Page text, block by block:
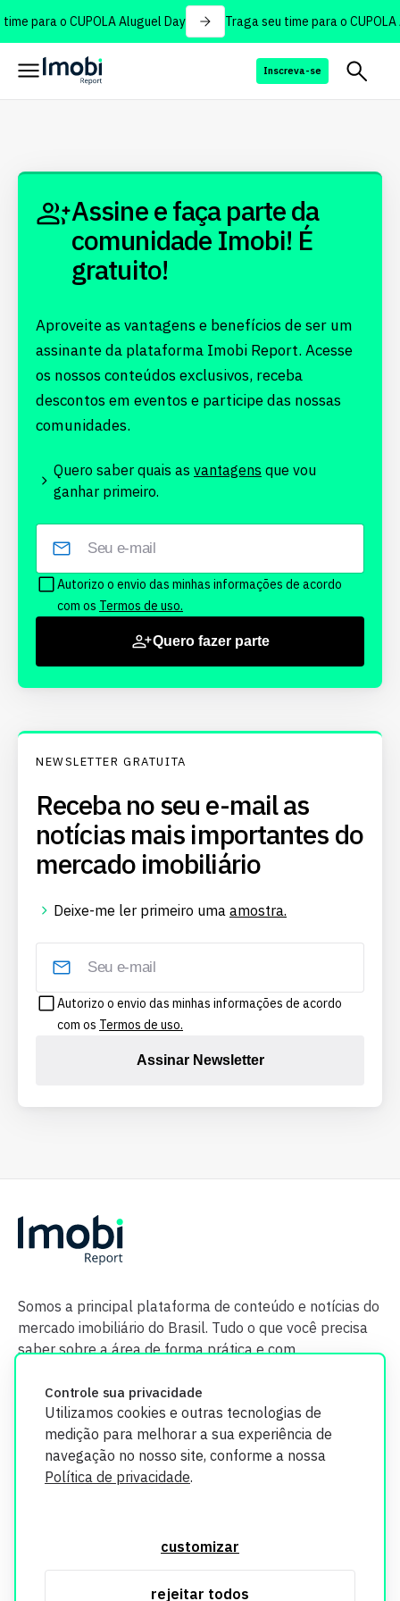
para o CUPOLA Aluguel Day Traga seu time para o CUPOLA
Inscreva-se
Controle sua privacidade
Utilizamos cookies e outras tecnologias de
medição para melhorar a sua experiência de
navegação no nosso site, conforme a nossa
Política de privacidade.
customizar
rejeitar todos
Assine e faça parte da
comunidade Imobi! É
gratuito!
Aproveite as vantagens e benefícios de ser um
assinante da plataforma Imobi Report. Acesse
os nossos conteúdos exclusivos, receba
descontos em eventos e participe das nossas
comunidades.
Quero saber quais as vantagens que vou
ganhar primeiro.
Autorizo o envio das minhas informações de acordo
com os Termos de uso.
Quero fazer parte
NEWSLETTER GRATUITA
Receba no seu e-mail as
notícias mais importantes do
mercado imobiliário
Deixe-me ler primeiro uma amostra.
Autorizo o envio das minhas informações de acordo
com os Termos de uso.
Assinar Newsletter
Somos a principal plataforma de conteúdo e notícias do
mercado imobiliário do Brasil. Tudo o que você precisa
saber sobre a área de forma prática e com
segurança. Todos os dados coletados em nosso site são
utilizados exclusivamente para fins de aprimoramento de
informações, consulte nossa Política de Privacidade.